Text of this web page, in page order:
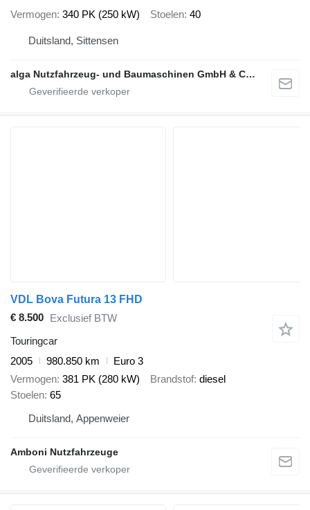
Vermogen 340 PK (250 kW) Stoelen 40
Duitsland, Sittensen
alga Nutzfahrzeug- und Baumaschinen GmbH & Co. KG
VDL Bova Futura 13 FHD
€ 8.500 Exclusief BTW
Touringcar
2005
980.850 km
Euro 3
Vermogen 381 PK (280 kW) Brandstof diesel
Stoelen 65
Duitsland, Appenweier
Amboni Nutzfahrzeuge